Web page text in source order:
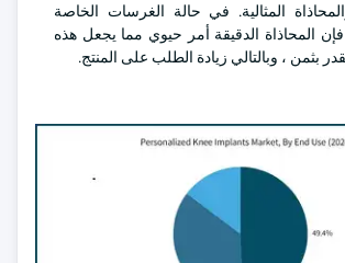
المثالية. في حالة الغرسات الخاصة
المحاذاة الدقيقة أمر حيوي مما يجعل هذه
بثمن ، وبالتالي زيادة الطلب على المنتج.